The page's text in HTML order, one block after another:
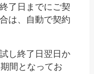
了日までにご契
は、自動で契約
し終了日翌日か
間となってお